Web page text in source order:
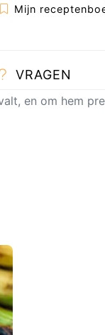
Mijn
VRAGEN
en om hem